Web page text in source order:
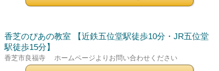
香芝のぴあの教室
【近鉄五位堂駅徒歩10分・JR五位堂
駅徒歩15分】
香芝市良福寺 ホームページよりお問い合わせください